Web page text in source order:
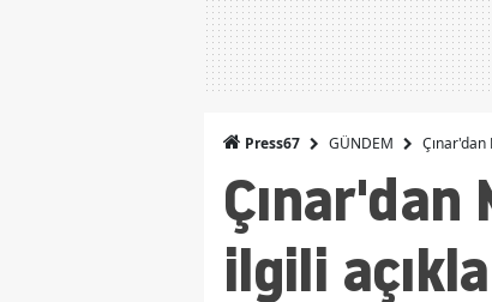
Press67 GÜNDEM Çınar'dan
Çınar'dan
ilgili